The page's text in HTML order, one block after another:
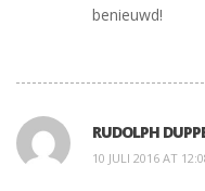
benieuwd!
RUDOLPH
10 JULI 2016 AT